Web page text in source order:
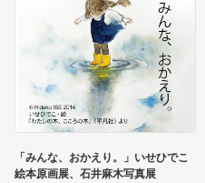
「みんな、おかえり。」いせひでこ
絵本原画展、石井麻木写真展